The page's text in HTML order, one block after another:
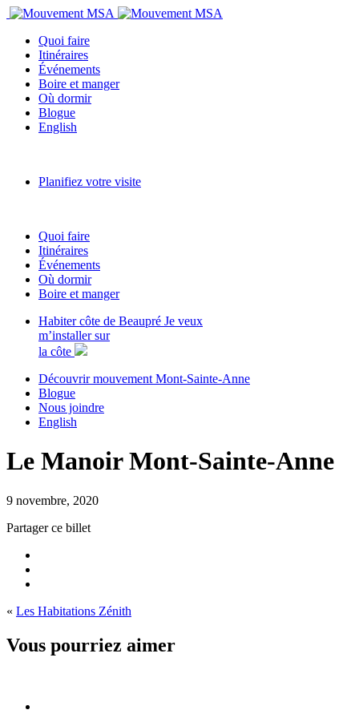
Quoi faire
Itinéraires
Événements
Boire et manger
Où dormir
Blogue
English
Planifiez votre visite
Quoi faire
Itinéraires
Événements
Où dormir
Boire et manger
Habiter côte de Beaupré Je veux
m’installer sur
la côte
Découvrir mouvement Mont-Sainte-Anne
Blogue
Nous joindre
English
Le Manoir Mont-Sainte-Anne
9 novembre, 2020
Partager ce billet
« Les Habitations Zénith
Vous pourriez aimer